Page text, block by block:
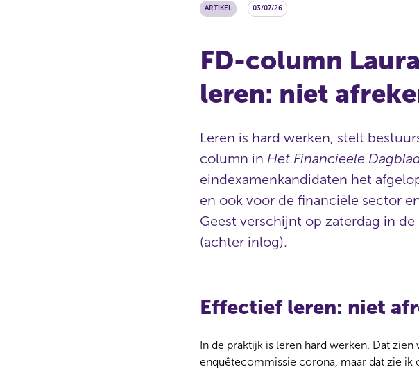
ARTIKEL 03/07/26
FD-column
leren: niet
Leren is hard werken, stelt
column in Het Financieele
eindexamenkandidaten het
en ook voor de financiële sector
Geest verschijnt op zaterdag in
(achter inlog).
Effectief leren: niet
In de praktijk is leren hard werken. Dat
enquêtecommissie corona, maar dat zie